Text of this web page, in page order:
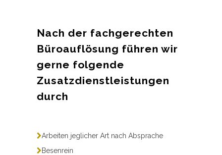
Nach der fachgerechten
Büroauflösung führen wir
gerne folgende
Zusatzdienstleistungen
durch
Arbeiten jeglicher Art nach Absprache
Besenrein